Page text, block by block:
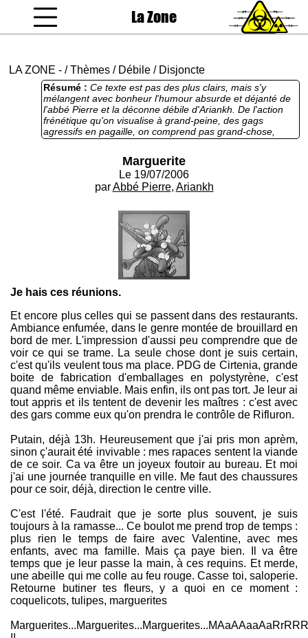
La Zone
LA ZONE - /Thèmes / Débile / Disjoncte
Résumé : Ce texte est pas des plus clairs, mais s'y
mélangent avec bonheur l'humour absurde et déjanté de
l'abbé Pierre et la déconne débile d'Ariankh. De l'action
frénétique qu'on visualise à grand-peine, des gags
agressifs en pagaille, on comprend pas grand-chose,
mais ça a l'air marrant à première vue. Ce serait plus
Marguerite
Le 19/07/2006
parAbbé Pierre, Ariankh
Je hais ces réunions.
Et encore plus celles qui se passent dans des restaurants.
Ambiance enfumée, dans le genre montée de brouillard en
bord de mer. L'impression d'aussi peu comprendre que de
voir ce qui se trame. La seule chose dont je suis certain,
c'est qu'ils veulent tous ma place. PDG de Cirtenia, grande
boite de fabrication d'emballages en polystyrène, c'est
quand même enviable. Mais enfin, ils ont pas tort. Je leur ai
tout appris et ils tentent de devenir les maîtres : c'est avec
des gars comme eux qu'on prendra le contrôle de Rifluron.
Putain, déjà 13h. Heureusement que j'ai pris mon aprèm,
sinon ç'aurait été invivable : mes rapaces sentent la viande
de ce soir. Ca va être un joyeux foutoir au bureau. Et moi
j'ai une journée tranquille en ville. Me faut des chaussures
pour ce soir, déjà, direction le centre ville.
C'est l'été. Faudrait que je sorte plus souvent, je suis
toujours à la ramasse... Ce boulot me prend trop de temps :
plus rien le temps de faire avec Valentine, avec mes
enfants, avec ma famille. Mais ça paye bien. Il va être
temps que je leur passe la main, à ces requins. Et merde,
une abeille qui me colle au feu rouge. Casse toi, saloperie.
Retourne butiner tes fleurs, y a quoi en ce moment :
coquelicots, tulipes, marguerites